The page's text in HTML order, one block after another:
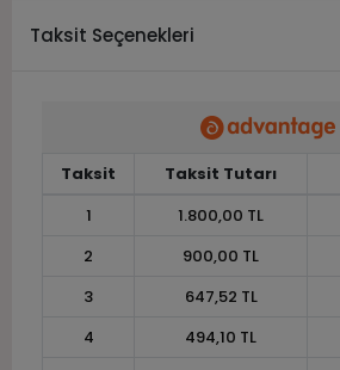
Taksit Seçenekleri
Taksit Taksit Tutarı
1
1.800,00 TL
2
900,00 TL
3
647,52 TL
4
494,10 TL